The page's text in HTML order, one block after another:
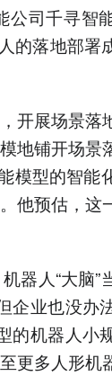
公司千寻智
的落地部署
开展场景落
地铺开场景
模型的智能
他预估，这
器人“大脑”
企业也没办
的机器人小
更多人形机